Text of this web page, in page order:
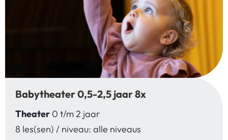
Babytheater 0,5-2,5 jaar 8x
Theater 0 t/m 2 jaar
8 les(sen) / niveau: alle niveaus